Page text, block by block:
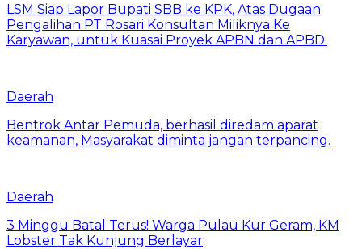
LSM Siap Lapor Bupati SBB ke KPK, Atas Dugaan
Pengalihan PT Rosari Konsultan Miliknya Ke
Karyawan, untuk Kuasai Proyek APBN dan APBD.
Daerah
Bentrok Antar Pemuda, berhasil diredam aparat
keamanan, Masyarakat diminta jangan terpancing.
Daerah
3 Minggu Batal Terus! Warga Pulau Kur Geram, KM
Lobster Tak Kunjung Berlayar